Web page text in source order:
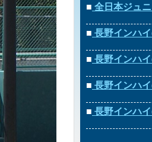
■ 全日本ジュ
■ 長野インハ
■ 長野インハ
■ 長野インハ
■ 長野インハ